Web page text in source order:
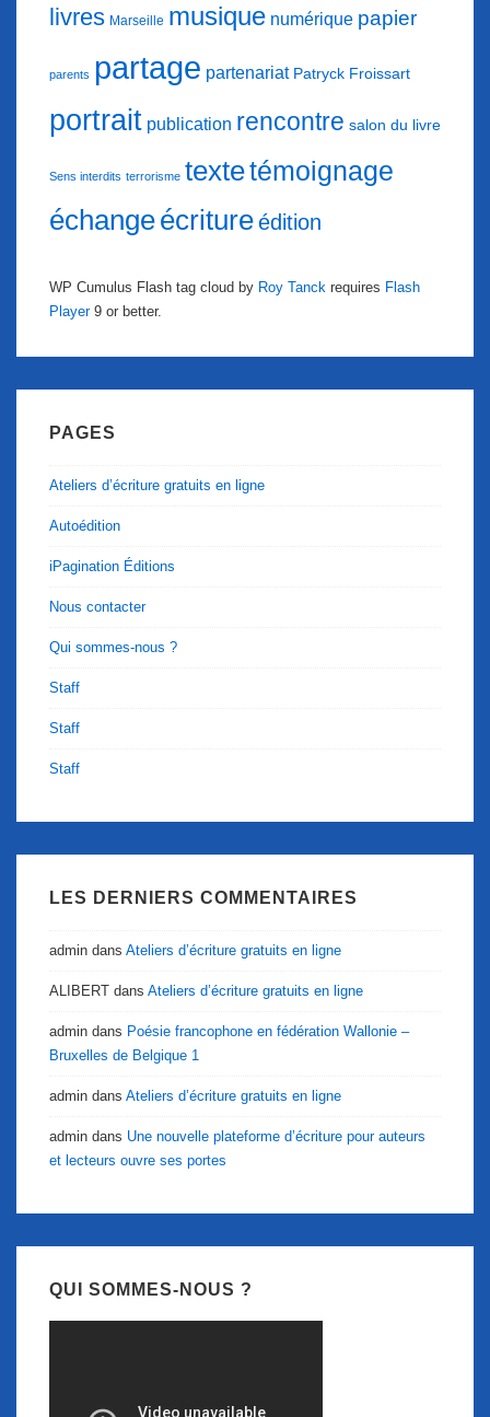
livres Marseille musique numérique papier
parents partage partenariat Patryck Froissart
portrait publication rencontre salon du livre
Sens interdits terrorisme textetémoignage
échangeécritureédition
WP Cumulus Flash tag cloud by Roy Tanck requires Flash
Player9 or better.
PAGES
Ateliers d’écriture gratuits en ligne
Autoédition
iPagination Éditions
Nous contacter
Qui sommes-nous ?
Staff
Staff
Staff
LES DERNIERS COMMENTAIRES
admin dans Ateliers d’écriture gratuits en ligne
ALIBERT dans Ateliers d’écriture gratuits en ligne
admin dans Poésie francophone en fédération Wallonie –
Bruxelles de Belgique 1
admin dans Ateliers d’écriture gratuits en ligne
admin dans Une nouvelle plateforme d’écriture pour auteurs
et lecteurs ouvre ses portes
QUI SOMMES-NOUS ?